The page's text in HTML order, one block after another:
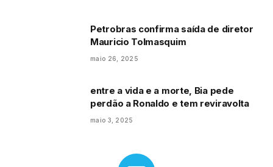
Petrobras confirma saída de diretor
Mauricio Tolmasquim
maio 26, 2025
entre a vida e a morte, Bia pede
perdão a Ronaldo e tem reviravolta
maio 3, 2025